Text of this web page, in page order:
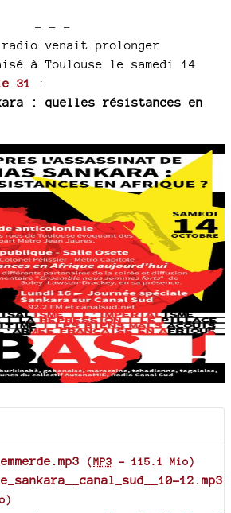
- - -
venait prolonger
à Toulouse le samedi 14
31
:
: quelles résistances en
(MP3 - 115.1 Mio)
12.mp3
)